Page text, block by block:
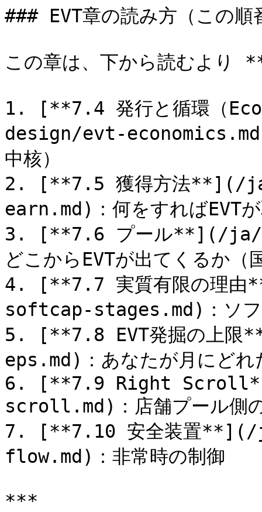
### EVT章の読み方（この順
この章は、下から読むより
1. [**7.4 発行と循環（
design/evt-economics.md)
中核）
2. [**7.5 獲得方法**](/
earn.md)：何をすればEVT
3. [**7.6 プール**](/ja/
どこからEVTが出てくるか
4. [**7.7 実質有限の理
softcap-stages.md)：ソフ
5. [**7.8 EVT発掘の上
eps.md)：あなたが月にどれ
6. [**7.9 Right
scroll.md)：店舗プール側
7. [**7.10 安全装置**](/
flow.md)：非常時の制御
***